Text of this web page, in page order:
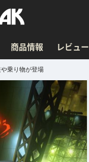
商品情報 レビュー
乗り物が登場